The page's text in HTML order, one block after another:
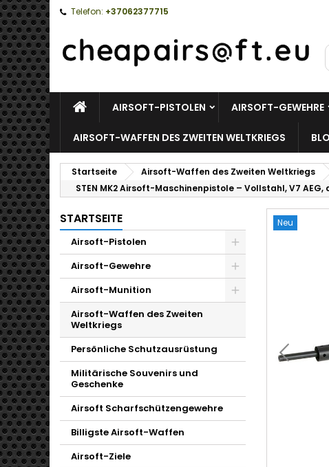
Telefon: +37062377715
STARTSEITE
AIRSOFT-PISTOLEN AIRSOFT-GEWEHRE
AIRSOFT-WAFFEN DES ZWEITEN WELTKRIEGS
Startseite
Airsoft-Waffen des Zweiten Weltkriegs
STEN MK2 Airsoft-Maschinenpistole – Vollstahl, V7
STARTSEITE
Airsoft-Pistolen
Airsoft-Gewehre
Airsoft-Munition
Airsoft-Waffen des Zweiten
Weltkriegs
Persönliche Schutzausrüstung
Militärische Souvenirs und
Geschenke
Airsoft Scharfschützengewehre
Billigste Airsoft-Waffen
Airsoft-Ziele
Neu